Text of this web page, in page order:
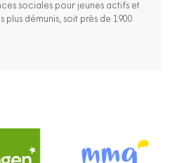
sociales pour jeunes actifs et
démunis, soit près de 1900